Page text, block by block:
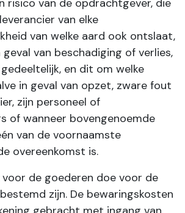
risico van de opdrachtgever, die
van elke
van welke aard ook ontslaat,
van beschadiging of verlies,
en dit om welke
in geval van opzet, zware fout
zijn personeel of
of wanneer bovengenoemde
van de voornaamste
overeenkomst is.
de goederen doe voor de
zijn. De bewaringskosten